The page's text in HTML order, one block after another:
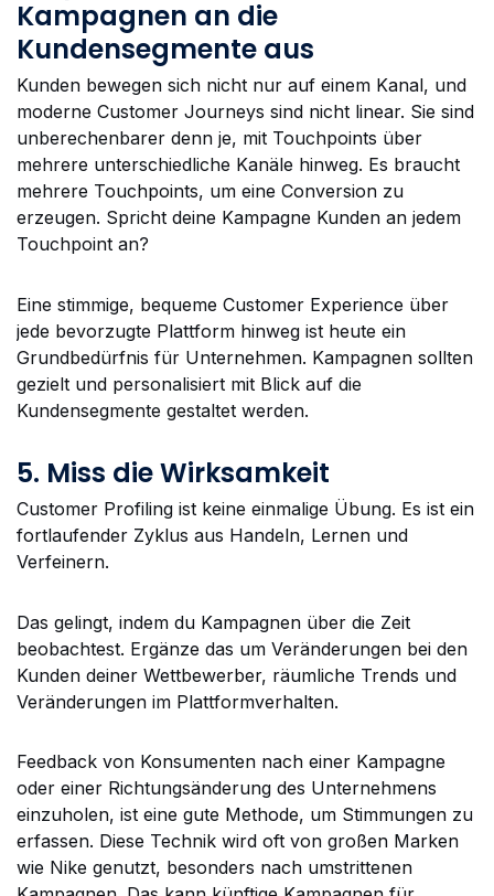
Kampagnen an die
Kundensegmente aus
Kunden bewegen sich nicht nur auf einem Kanal, und
moderne Customer Journeys sind nicht linear. Sie sind
unberechenbarer denn je, mit Touchpoints über
mehrere unterschiedliche Kanäle hinweg. Es braucht
mehrere Touchpoints, um eine Conversion zu
erzeugen. Spricht deine Kampagne Kunden an jedem
Touchpoint an?
Eine stimmige, bequeme Customer Experience über
jede bevorzugte Plattform hinweg ist heute ein
Grundbedürfnis für Unternehmen. Kampagnen sollten
gezielt und personalisiert mit Blick auf die
Kundensegmente gestaltet werden.
5. Miss die Wirksamkeit
Customer Profiling ist keine einmalige Übung. Es ist ein
fortlaufender Zyklus aus Handeln, Lernen und
Verfeinern.
Das gelingt, indem du Kampagnen über die Zeit
beobachtest. Ergänze das um Veränderungen bei den
Kunden deiner Wettbewerber, räumliche Trends und
Veränderungen im Plattformverhalten.
Feedback von Konsumenten nach einer Kampagne
oder einer Richtungsänderung des Unternehmens
einzuholen, ist eine gute Methode, um Stimmungen zu
erfassen. Diese Technik wird oft von großen Marken
wie Nike genutzt, besonders nach umstrittenen